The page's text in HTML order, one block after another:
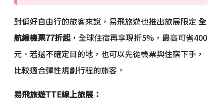
對偏好自由行的旅客來說，易飛旅遊也推出旅展限定 全
航線機票77折起，全球住宿再享現折5%，最高可省400
元。若還不確定目的地，也可以先從機票與住宿下手，
比較適合彈性規劃行程的旅客。
易飛旅遊TTE線上旅展：